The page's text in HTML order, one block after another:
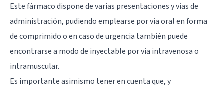
Este fármaco dispone de varias presentaciones y vías de
administración, pudiendo emplearse por vía oral en forma
de comprimido o en caso de urgencia también puede
encontrarse a modo de inyectable por vía intravenosa o
intramuscular.
Es importante asimismo tener en cuenta que, y